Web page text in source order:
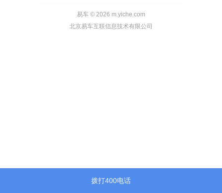
拨打400电话
易车 © 2026 m.yiche.com
北京易车互联信息技术有限公司